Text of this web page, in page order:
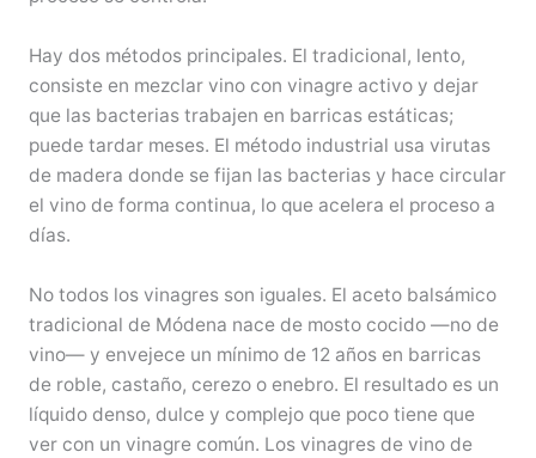
Hay dos métodos principales. El tradicional, lento,
consiste en mezclar vino con vinagre activo y dejar
que las bacterias trabajen en barricas estáticas;
puede tardar meses. El método industrial usa virutas
de madera donde se fijan las bacterias y hace circular
el vino de forma continua, lo que acelera el proceso a
días.
No todos los vinagres son iguales. El aceto balsámico
tradicional de Módena nace de mosto cocido —no de
vino— y envejece un mínimo de 12 años en barricas
de roble, castaño, cerezo o enebro. El resultado es un
líquido denso, dulce y complejo que poco tiene que
ver con un vinagre común. Los vinagres de vino de